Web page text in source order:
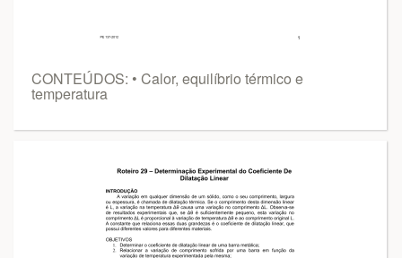
CONTEÚDOS: • Calor, equilíbrio térmico e
temperatura